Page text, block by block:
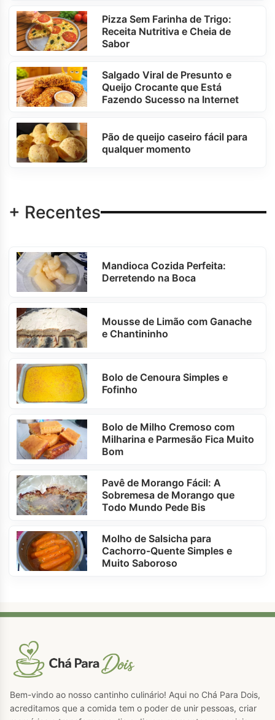
Pizza Sem Farinha de Trigo:
Receita Nutritiva e Cheia de
Sabor
Salgado Viral de Presunto e
Queijo Crocante que Está
Fazendo Sucesso na Internet
Pão de queijo caseiro fácil para
qualquer momento
+ Recentes
Mandioca Cozida Perfeita:
Derretendo na Boca
Mousse de Limão com Ganache
e Chantininho
Bolo de Cenoura Simples e
Fofinho
Bolo de Milho Cremoso com
Milharina e Parmesão Fica Muito
Bom
Pavê de Morango Fácil: A
Sobremesa de Morango que
Todo Mundo Pede Bis
Molho de Salsicha para
Cachorro-Quente Simples e
Muito Saboroso
Bem-vindo ao nosso cantinho culinário! Aqui no Chá Para Dois,
acreditamos que a comida tem o poder de unir pessoas, criar